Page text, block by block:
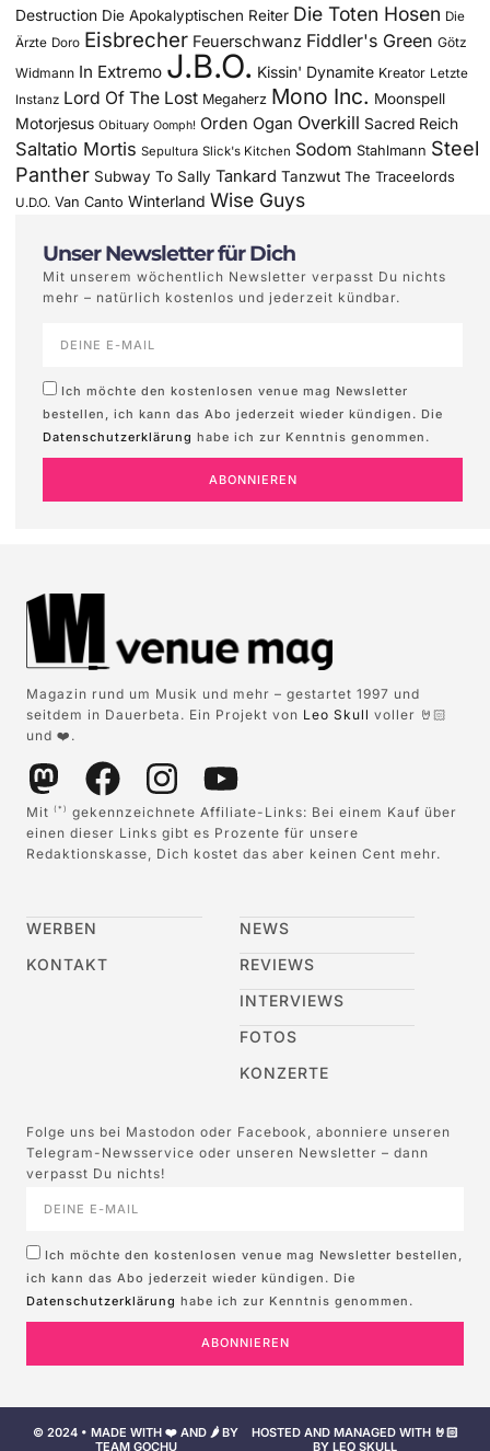
Destruction Die Apokalyptischen Reiter Die Toten Hosen Die
Ärzte Doro Eisbrecher Feuerschwanz Fiddler's Green Götz
Widmann In Extremo J.B.O. Kissin' Dynamite Kreator Letzte
Instanz Lord Of The Lost Megaherz Mono Inc. Moonspell
Motorjesus Obituary Oomph! Orden Ogan Overkill Sacred Reich
Saltatio Mortis Sepultura Slick's Kitchen Sodom Stahlmann Steel
Panther Subway To Sally Tankard Tanzwut The Traceelords
U.D.O. Van Canto Winterland Wise Guys
Unser Newsletter für Dich
Mit unserem wöchentlich Newsletter verpasst Du nichts
mehr – natürlich kostenlos und jederzeit kündbar.
Ich möchte den kostenlosen venue mag Newsletter
bestellen, ich kann das Abo jederzeit wieder kündigen. Die
Datenschutzerklärung habe ich zur Kenntnis genommen.
ABONNIEREN
Magazin rund um Musik und mehr – gestartet 1997 und
seitdem in Dauerbeta. Ein Projekt von Leo Skull voller 🤘🏻
und ❤️.
Mit (*)
gekennzeichnete Affiliate-Links: Bei einem Kauf über
einen dieser Links gibt es Prozente für unsere
Redaktionskasse, Dich kostet das aber keinen Cent mehr.
WERBEN
KONTAKT
NEWS
REVIEWS
INTERVIEWS
FOTOS
KONZERTE
Folge uns bei Mastodon oder Facebook, abonniere unseren
Telegram-Newsservice oder unseren Newsletter – dann
verpasst Du nichts!
Ich möchte den kostenlosen venue mag Newsletter bestellen,
ich kann das Abo jederzeit wieder kündigen. Die
Datenschutzerklärung habe ich zur Kenntnis genommen.
ABONNIEREN
© 2024 • MADE WITH ❤️ AND 🌶️ BY
TEAM GOCHU
HOSTED AND MANAGED WITH 🤘🏻
BY LEO SKULL